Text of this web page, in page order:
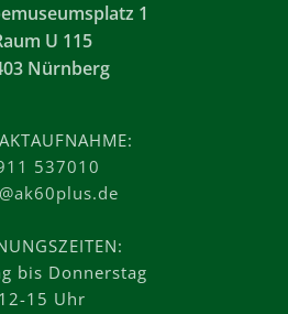
1
U 115
Nürnberg
537010
bis Donnerstag
12-15 Uhr